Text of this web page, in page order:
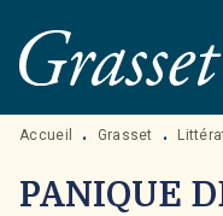
MENU
PIED DE PAGE
Accueil • Grasset •
PANIQUE